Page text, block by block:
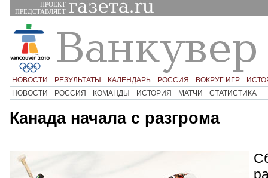
ПРОЕКТ
ПРЕДСТАВЛЯЕТ
НОВОСТИ РЕЗУЛЬТАТЫ КАЛЕНДАРЬ РОССИЯ ВОКРУГ ИГР
НОВОСТИ
РОССИЯ КОМАНДЫ ИСТОРИЯ МАТЧИ СТАТИСТИКА
Канада начала с разгрома